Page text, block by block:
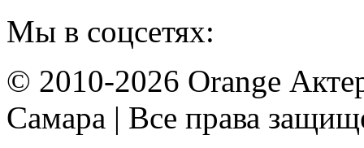
Мы в соцсетях:
© 2010-2026 Orange
Самара | Все права